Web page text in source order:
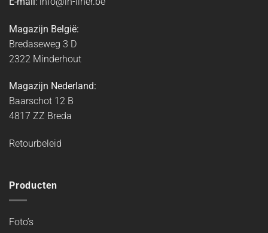
Magazijn België:
Bredaseweg 3 D
2322 Minderhout
Magazijn Nederland:
Baarschot 12 B
4817 ZZ Breda
Retourbeleid
Producten
Foto’s